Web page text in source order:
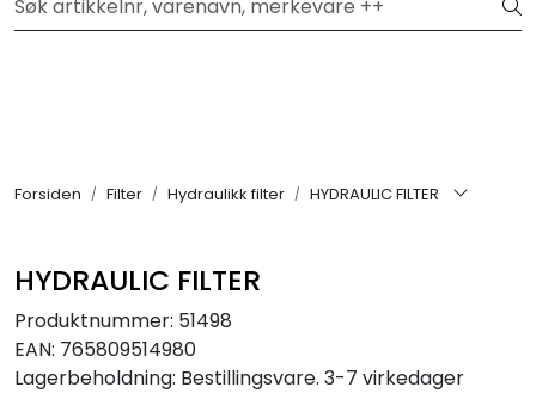
Skip to main content Hei, velkommen inn!
Forsiden Filter Hydraulikk filter HYDRAULIC FILTER
HYDRAULIC FILTER
Produktnummer: 51498
EAN: 765809514980
Lagerbeholdning: Bestillingsvare. 3-7 virkedager
Smøremidler
Transmisjon